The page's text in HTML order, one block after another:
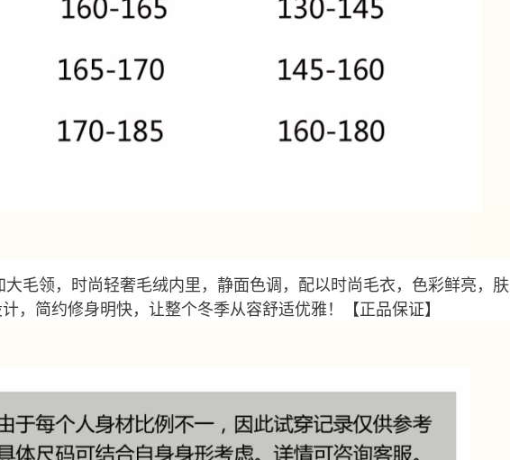
毛领，时尚轻奢毛绒内里，静面色调，配以时尚毛衣，色彩鲜亮，肤
，简约修身明快，让整个冬季从容舒适优雅！【正品保证】